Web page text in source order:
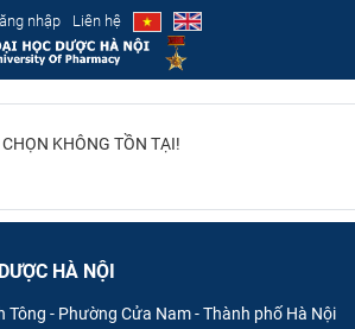
nhập Liên hệ
KHÔNG TỒN TẠI!
HÀ NỘI
Tông - Phường Cửa Nam - Thành phố Hà Nội